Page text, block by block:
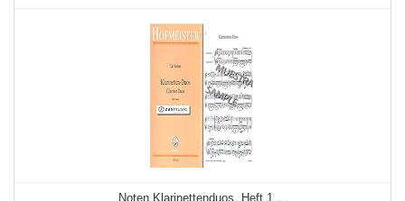
Noten Klarinettenduos, Heft 1 ...